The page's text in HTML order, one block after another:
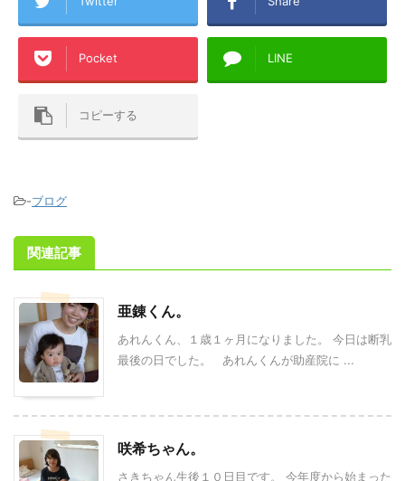
Pocket LINE
コピーする
-ブログ
関連記事
亜錬くん。
あれんくん、１歳１ヶ月になりました。 今日は断乳
最後の日でした。 あれんくんが助産院に ...
咲希ちゃん。
さきちゃん生後１０日目です。 今年度から始まった